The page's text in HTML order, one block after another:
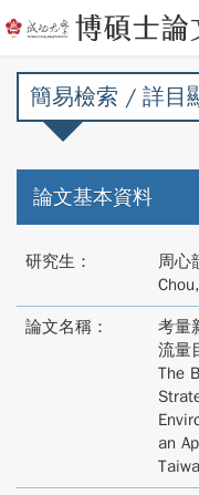
簡易檢索 / 詳目
論文基本資料
研究生：
周心
論文名稱：
考量
流量
The
an